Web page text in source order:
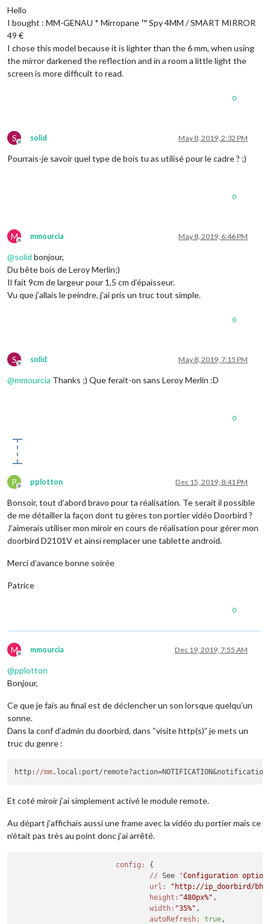
Hello
I bought : MM-GENAU * Mirropane ™ Spy 4MM / SMART MIRROR
49 €
I chose this model because it is lighter than the 6 mm, when using
the mirror darkened the reflection and in a room a little light the
screen is more difficult to read.
0
S
Offline
solid May 8, 2019, 2:32 PM
Pourrais-je savoir quel type de bois tu as utilisé pour le cadre ? ;)
0
M
Offline
mmourcia May 8, 2019, 6:46 PM
@solid bonjour,
Du bête bois de Leroy Merlin;)
Il fait 9cm de largeur pour 1,5 cm d’épaisseur.
Vu que j’allais le peindre, j’ai pris un truc tout simple.
0
S
Offline
solid May 8, 2019, 7:15 PM
@mmourcia Thanks ;) Que ferait-on sans Leroy Merlin :D
0
P
Offline
pplotton Dec 15, 2019, 8:41 PM
Bonsoir, tout d’abord bravo pour ta réalisation. Te serait il possible
de me détailler la façon dont tu gères ton portier vidéo Doorbird ?
J’aimerais utiliser mon miroir en cours de réalisation pour gérer mon
doorbird D2101V et ainsi remplacer une tablette android.
Merci d’avance bonne soirée
Patrice
0
M
Offline
mmourcia Dec 19, 2019, 7:55 AM
@pplotton
Bonjour,
Ce que je fais au final est de déclencher un son lorsque quelqu’un
sonne.
Dans la conf d’admin du doorbird, dans “visite http(s)” je mets un
truc du genre :
http: //mm.local:port/
Et coté miroir j’ai simplement activé le module remote.
Au départ j’affichais aussi une frame avec la vidéo du portier mais ce
n’était pas très au point donc j’ai arrêté.
config:
{
// See
'Configuration
url:
"http://ip_doorbird/bha-
height: "480px%" ,
width: "35%" ,
autoRefresh:
true ,